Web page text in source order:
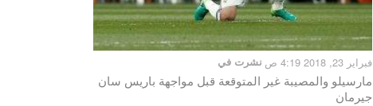
نشرت في فبراير 23, 2018 4:19 ص
مارسيلو والمصيبة غير المتوقعة قبل مواجهة باريس سان
جيرمان